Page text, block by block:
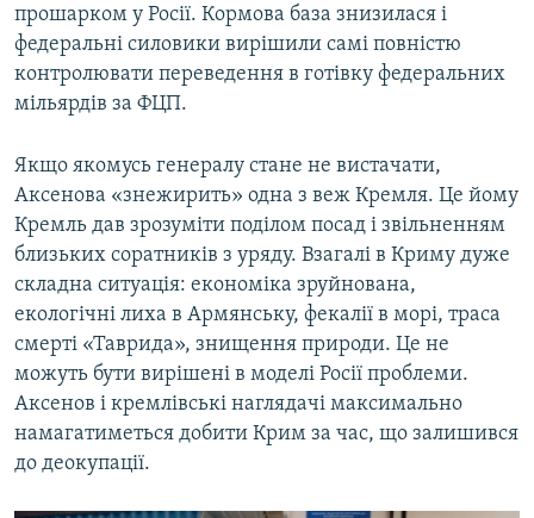
прошарком у Росії. Кормова база знизилася і
федеральні силовики вирішили самі повністю
контролювати переведення в готівку федеральних
мільярдів за ФЦП.
Якщо якомусь генералу стане не вистачати,
Аксенова «знежирить» одна з веж Кремля. Це йому
Кремль дав зрозуміти поділом посад і звільненням
близьких соратників з уряду. Взагалі в Криму дуже
складна ситуація: економіка зруйнована,
екологічні лиха в Армянську, фекалії в морі, траса
смерті «Таврида», знищення природи. Це не
можуть бути вирішені в моделі Росії проблеми.
Аксенов і кремлівські наглядачі максимально
намагатиметься добити Крим за час, що залишився
до деокупації.